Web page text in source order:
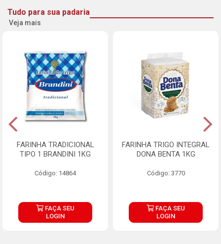
Tudo para sua padaria
Veja mais
FARINHA TRADICIONAL
TIPO 1 BRANDINI 1KG
Código: 14864
FAÇA SEU
LOGIN
FARINHA TRIGO INTEGRAL
DONA BENTA 1KG
Código: 3770
FAÇA SEU
LOGIN